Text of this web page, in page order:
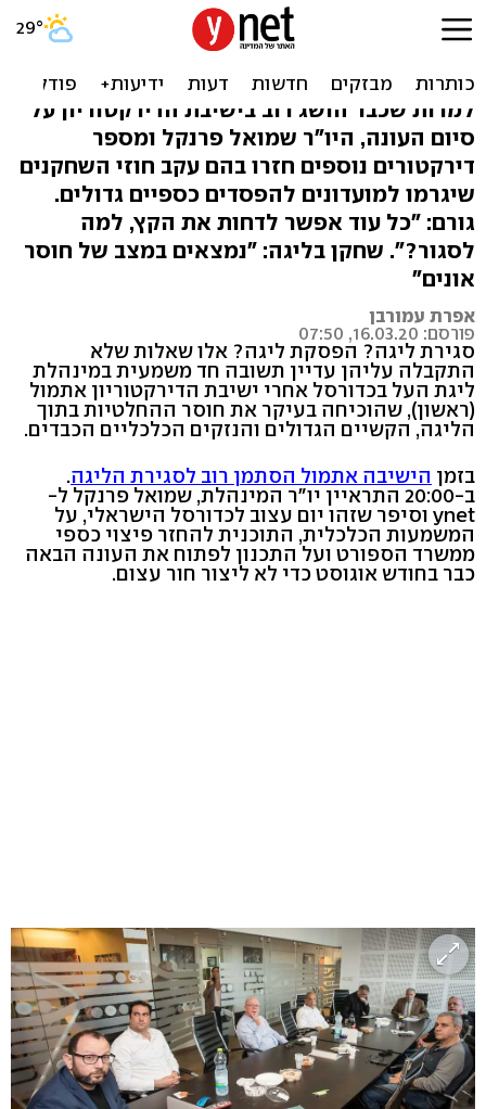
הבעיה העיקרית שמונעת את
סיום העונה בכדורסל
למרות שכבר הושג רוב בישיבת הדירקטוריון על
סיום העונה, היו"ר שמואל פרנקל ומספר
דירקטורים נוספים חזרו בהם עקב חוזי השחקנים
שיגרמו למועדונים להפסדים כספיים גדולים.
גורם: "כל עוד אפשר לדחות את הקץ, למה
לסגור?". שחקן בליגה: "נמצאים במצב של חוסר
אונים"
אפרת עמורבן
פורסם: 16.03.20, 07:50
סגירת ליגה? הפסקת ליגה? אלו שאלות שלא
התקבלה עליהן עדיין תשובה חד משמעית במינהלת
ליגת העל בכדורסל אחרי ישיבת הדירקטוריון אתמול
(ראשון), שהוכיחה בעיקר את חוסר ההחלטיות בתוך
הליגה, הקשיים הגדולים והנזקים הכלכליים הכבדים.
בזמן הישיבה אתמול הסתמן רוב לסגירת הליגה.
ב-20:00 התראיין יו"ר המינהלת, שמואל פרנקל ל-
ynet וסיפר שזהו יום עצוב לכדורסל הישראלי, על
המשמעות הכלכלית, התוכנית להחזר פיצוי כספי
ממשרד הספורט ועל התכנון לפתוח את העונה הבאה
כבר בחודש אוגוסט כדי לא ליצור חור עצום.